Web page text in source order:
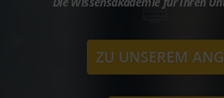
ZU UNSEREM